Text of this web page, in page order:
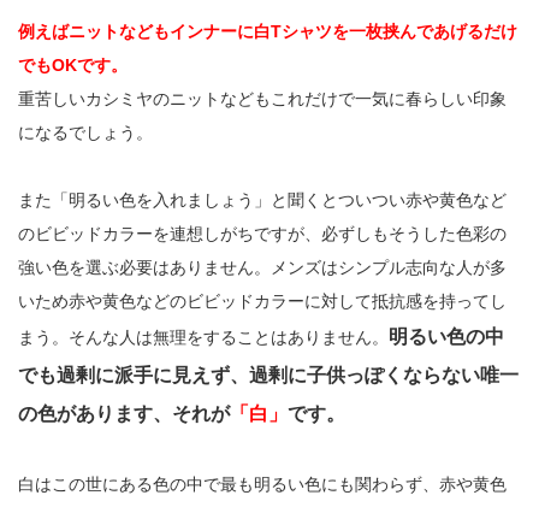
例えばニットなどもインナーに白Tシャツを一枚挟んであげるだけ
でもOKです。
重苦しいカシミヤのニットなどもこれだけで一気に春らしい印象
になるでしょう。
また「明るい色を入れましょう」と聞くとついつい赤や黄色など
のビビッドカラーを連想しがちですが、必ずしもそうした色彩の
強い色を選ぶ必要はありません。メンズはシンプル志向な人が多
いため赤や黄色などのビビッドカラーに対して抵抗感を持ってし
まう。そんな人は無理をすることはありません。 明るい色の中
でも過剰に派手に見えず、過剰に子供っぽくならない唯一
の色があります、それが「白」 です。
白はこの世にある色の中で最も明るい色にも関わらず、赤や黄色